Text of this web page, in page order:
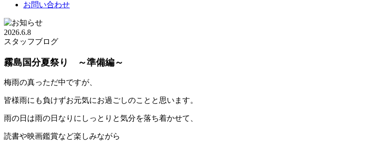
お問い合わせ
2026.6.8
スタッフブログ
霧島国分夏祭り ～準備編～
梅雨の真っただ中ですが、
皆様雨にも負けずお元気にお過ごしのことと思います。
雨の日は雨の日なりにしっとりと気分を落ち着かせて、
読書や映画鑑賞など楽しみながら